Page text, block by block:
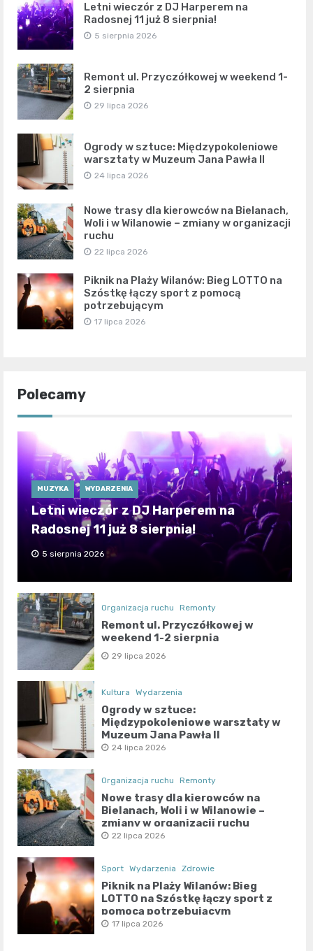
Letni wieczór z DJ Harperem na
Radosnej 11 już 8 sierpnia!
5 sierpnia 2026
Remont ul. Przyczółkowej w weekend 1-
2 sierpnia
29 lipca 2026
Ogrody w sztuce: Międzypokoleniowe
warsztaty w Muzeum Jana Pawła II
24 lipca 2026
Nowe trasy dla kierowców na Bielanach,
Woli i w Wilanowie – zmiany w organizacji
ruchu
22 lipca 2026
Piknik na Plaży Wilanów: Bieg LOTTO na
Szóstkę łączy sport z pomocą
potrzebującym
17 lipca 2026
Polecamy
MUZYKA WYDARZENIA
Letni wieczór z DJ Harperem na
Radosnej 11 już 8 sierpnia!
5 sierpnia 2026
Organizacja ruchu Remonty
Remont ul. Przyczółkowej w
weekend 1-2 sierpnia
29 lipca 2026
Kultura Wydarzenia
Ogrody w sztuce:
Międzypokoleniowe warsztaty w
Muzeum Jana Pawła II
24 lipca 2026
Organizacja ruchu Remonty
Nowe trasy dla kierowców na
Bielanach, Woli i w Wilanowie –
zmiany w organizacji ruchu
22 lipca 2026
Sport Wydarzenia Zdrowie
Piknik na Plaży Wilanów: Bieg
LOTTO na Szóstkę łączy sport z
pomocą potrzebującym
17 lipca 2026